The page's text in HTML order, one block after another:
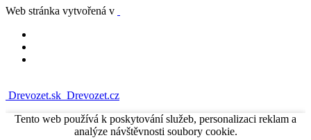
Web stránka vytvořená v
Drevozet.sk Drevozet.cz
Tento web používá k poskytování služeb, personalizaci reklam a
analýze návštěvnosti soubory cookie.